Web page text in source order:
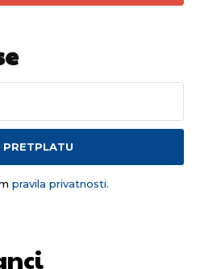
PRETPLATU
pravila privatnosti.